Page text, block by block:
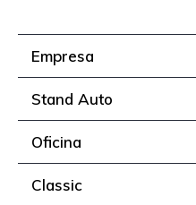
Empresa
Stand Auto
Oficina
Classic